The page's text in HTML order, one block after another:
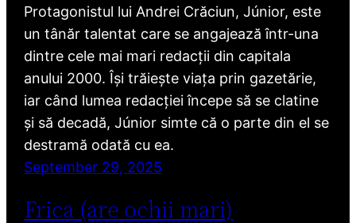
Protagonistul lui Andrei Crăciun, Júnior, este
un tânăr talentat care se angajează într-una
dintre cele mai mari redacții din capitala
anului 2000. Își trăiește viața prin gazetărie,
iar când lumea redacției începe să se clatine
și să decadă, Júnior simte că o parte din el se
destramă odată cu ea.
September 29, 2025
Frica (are ochii mari)